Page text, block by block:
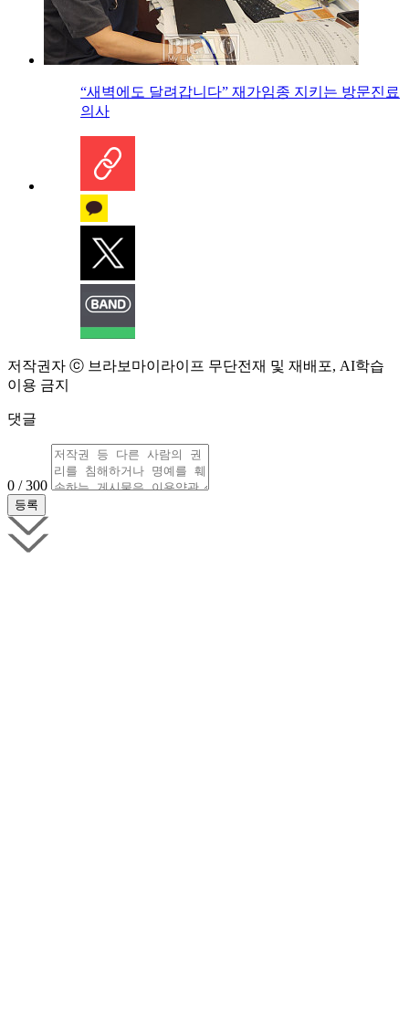
“새벽에도 달려갑니다” 재가임종 지키는 방문진료
의사
저작권자 ⓒ 브라보마이라이프 무단전재 및 재배포, AI학습
이용 금지
댓글
0 / 300